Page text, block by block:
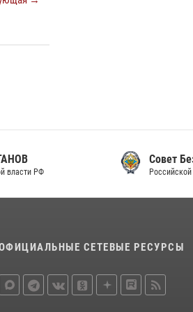
Совет Безопасности
Российской Федерации
СЕТЕВЫЕ РЕСУРСЫ